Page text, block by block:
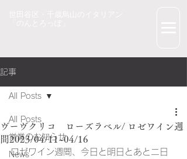
記事
All Posts
営業のお知らせ
News
All Posts
ヴーヴクリコ ローズラベル/ ロゼワイン週
間2023/04/11~04/16
ロゼワイン週間、今日と明日とあと二日